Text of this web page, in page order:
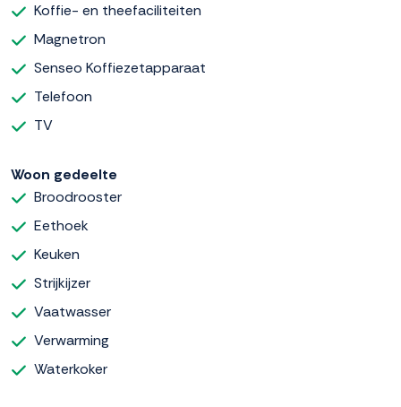
Koffie- en theefaciliteiten
Magnetron
Senseo Koffiezetapparaat
Telefoon
TV
Woon gedeelte
Broodrooster
Eethoek
Keuken
Strijkijzer
Vaatwasser
Verwarming
Waterkoker